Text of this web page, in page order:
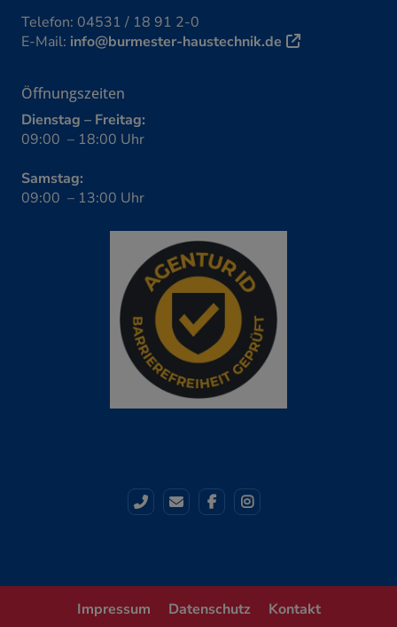
Telefon: 04531 / 18 91 2-0
E-Mail: info@burmester-haustechnik.de
Öffnungszeiten
Dienstag – Freitag:
09:00 – 18:00 Uhr
Samstag:
09:00 – 13:00 Uhr
Impressum Datenschutz Kontakt